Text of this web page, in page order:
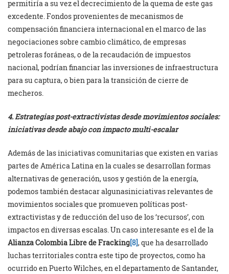
permitiría a su vez el decrecimiento de la quema de este gas
excedente. Fondos provenientes de mecanismos de
compensación financiera internacional en el marco de las
negociaciones sobre cambio climático, de empresas
petroleras foráneas, o de la recaudación de impuestos
nacional, podrían financiar las inversiones de infraestructura
para su captura, o bien para la transición de cierre de
mecheros.
4. Estrategias post-extractivistas desde movimientos sociales:
iniciativas desde abajo con impacto multi-escalar
Además de las iniciativas comunitarias que existen en varias
partes de América Latina en la cuales se desarrollan formas
alternativas de generación, usos y gestión de la energía,
podemos también destacar algunasiniciativas relevantes de
movimientos sociales que promueven políticas post-
extractivistas y de reducción del uso de los ‘recursos’, con
impactos en diversas escalas. Un caso interesante es el de la
Alianza Colombia Libre de Fracking[8], que ha desarrollado
luchas territoriales contra este tipo de proyectos, como ha
ocurrido en Puerto Wilches, en el departamento de Santander,